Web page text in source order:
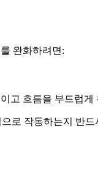
완화하려면:
고 흐름을 부드럽게
로 작동하는지 반